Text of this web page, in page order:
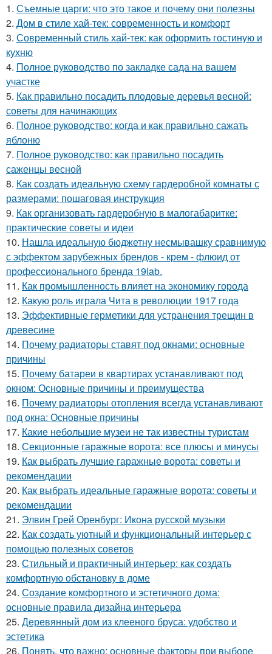
1. Съемные царги: что это такое и почему они полезны
2. Дом в стиле хай-тек: современность и комфорт
3. Современный стиль хай-тек: как оформить гостиную и
кухню
4. Полное руководство по закладке сада на вашем
участке
5. Как правильно посадить плодовые деревья весной:
советы для начинающих
6. Полное руководство: когда и как правильно сажать
яблоню
7. Полное руководство: как правильно посадить
саженцы весной
8. Как создать идеальную схему гардеробной комнаты с
размерами: пошаговая инструкция
9. Как организовать гардеробную в малогабаритке:
практические советы и идеи
10. Нашла идеальную бюджетну несмывашку сравнимую
с эффектом зарубежных брендов - крем - флюид от
профессионального бренда 19lab.
11. Как промышленность влияет на экономику города
12. Какую роль играла Чита в революции 1917 года
13. Эффективные герметики для устранения трещин в
древесине
14. Почему радиаторы ставят под окнами: основные
причины
15. Почему батареи в квартирах устанавливают под
окном: Основные причины и преимущества
16. Почему радиаторы отопления всегда устанавливают
под окна: Основные причины
17. Какие небольшие музеи не так известны туристам
18. Секционные гаражные ворота: все плюсы и минусы
19. Как выбрать лучшие гаражные ворота: советы и
рекомендации
20. Как выбрать идеальные гаражные ворота: советы и
рекомендации
21. Элвин Грей Оренбург: Икона русской музыки
22. Как создать уютный и функциональный интерьер с
помощью полезных советов
23. Стильный и практичный интерьер: как создать
комфортную обстановку в доме
24. Создание комфортного и эстетичного дома:
основные правила дизайна интерьера
25. Деревянный дом из клееного бруса: удобство и
эстетика
26. Понять, что важно: основные факторы при выборе